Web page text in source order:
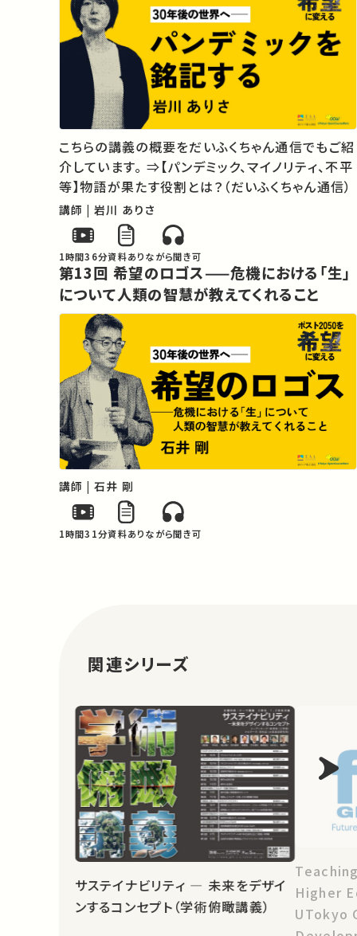
こちらの講義の概要をだいふくちゃん通信でもご紹
介しています。 ⇒【パンデミック、マイノリティ、不平
等】物語が果たす役割とは？（だいふくちゃん通信）
講師 | 岩川 ありさ
1時間36分資料ありながら聞き可
第13回 希望のロゴス——危機における「生」
について人類の智慧が教えてくれること
講師 | 石井 剛
1時間31分資料ありながら聞き可
関連シリーズ
サステイナビリティ ― 未来をデザイ
ンするコンセプト（学術俯瞰講義）
Higher
UTokyo